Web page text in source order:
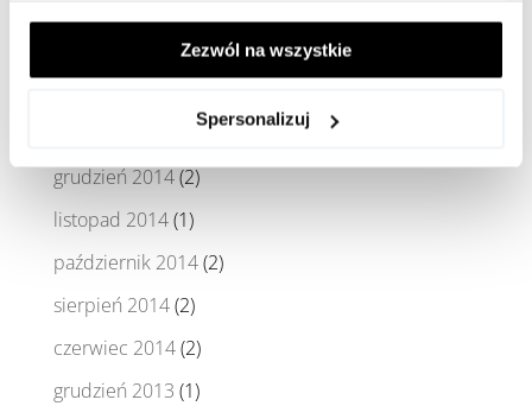
Zezwól na wszystkie
Spersonalizuj
(1)
grudzień 2014(2)
listopad 2014(1)
październik 2014(2)
sierpień 2014(2)
czerwiec 2014(2)
grudzień 2013 (1)